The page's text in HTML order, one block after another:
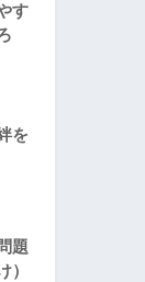
す
を
題
）